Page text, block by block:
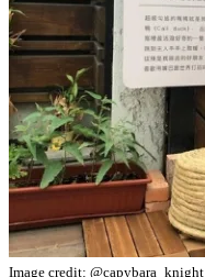
Image credit: @capybara_knight